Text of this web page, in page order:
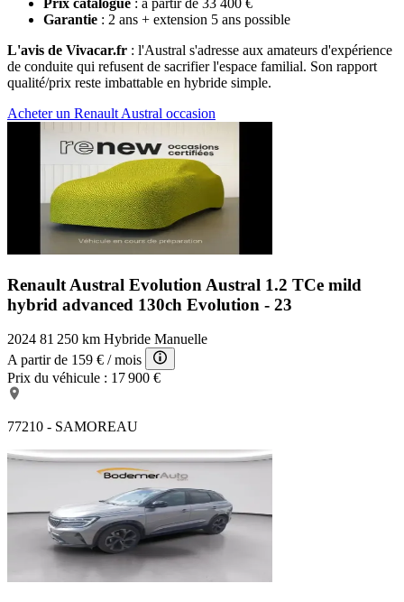
Garantie : 2 ans + extension 5 ans possible
L'avis de Vivacar.fr : l'Austral s'adresse aux amateurs d'expérience
de conduite qui refusent de sacrifier l'espace familial. Son rapport
qualité/prix reste imbattable en hybride simple.
Acheter un Renault Austral occasion
Renault Austral Evolution Austral 1.2 TCe mild
hybrid advanced 130ch Evolution - 23
2024 81 250 km Hybride Manuelle
A partir de 159 € / mois
Prix du véhicule : 17 900 €
77210 - SAMOREAU